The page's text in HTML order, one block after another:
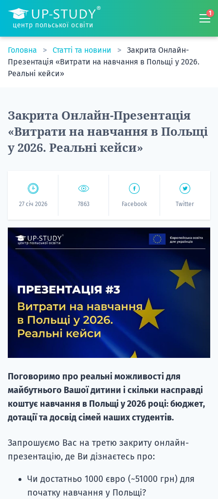
центр польської освіти
1
Головна Статті та новини
Закрита Онлайн-
Презентація «Витрати на навчання в Польщі у 2026.
Реальні кейси»
Закрита Онлайн-Презентація
«Витрати на навчання в Польщі
у 2026. Реальні кейси»
27 січ 2026 7863 Facebook Twitter
Поговоримо про реальні можливості для
майбутнього Вашої дитини і скільки насправді
коштує навчання в Польщі у 2026 році: бюджет,
дотації та досвід сімей наших студентів.
Запрошуємо Вас на третю закриту онлайн-
презентацію, де Ви дізнаєтесь про:
Чи достатньо 1000 євро (~51000 грн) для
початку навчання у Польщі?